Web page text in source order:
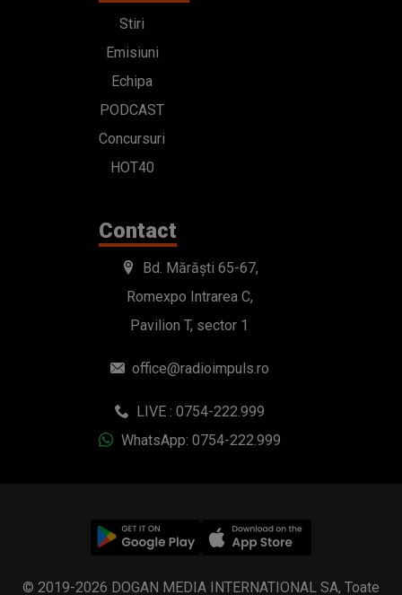
Stiri
Emisiuni
Echipa
PODCAST
Concursuri
HOT40
Contact
Bd. Mărăști 65-67,
Romexpo Intrarea C,
Pavilion T, sector 1
office@radioimpuls.ro
LIVE : 0754-222.999
WhatsApp: 0754-222.999
© 2019-2026 DOGAN MEDIA INTERNATIONAL SA, Toate